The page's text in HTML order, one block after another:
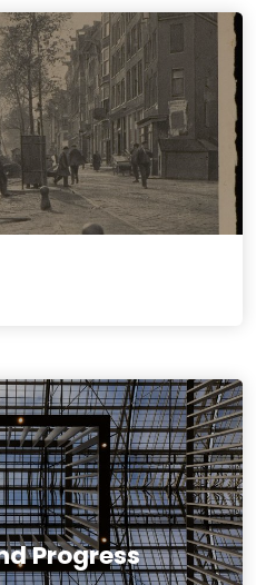
Progress